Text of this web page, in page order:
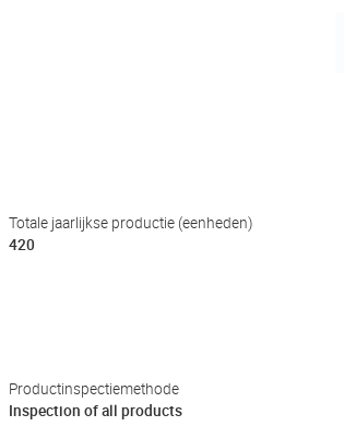
Totale jaarlijkse productie (eenheden)
420
Productinspectiemethode
Inspection of all products